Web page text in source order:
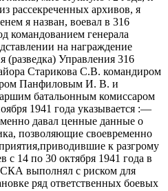
рассекреченных архивов, я
я назван, воевал в 316
командованием генерала
на награждение
(разведка) Управления 316
Старикова С.В. командиром
Панфиловым И. В. и
батальонным комиссаром
1941 года указывается :—
давал ценные данные о
позволяющие своевременно
к разгрому
с 14 по 30 октября 1941 года в
выполнял с риском для
ряд ответственных боевых